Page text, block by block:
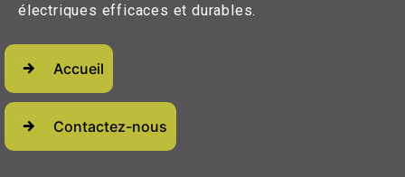
électriques efficaces et durables.
Accueil
Contactez-nous